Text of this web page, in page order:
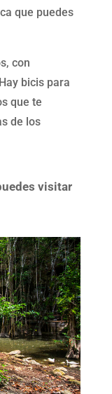
que puedes
con
bicis para
que te
de los
visitar